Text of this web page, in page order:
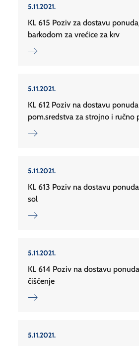
5.11.2021.
KL 615 Poziv za dostavu
barkodom za vrećice za krv
5.11.2021.
KL 612 Poziv na dostavu
pom.sredstva za strojno i ručno
5.11.2021.
KL 613 Poziv na dostavu
sol
5.11.2021.
KL 614 Poziv na dostavu
čišćenje
5.11.2021.